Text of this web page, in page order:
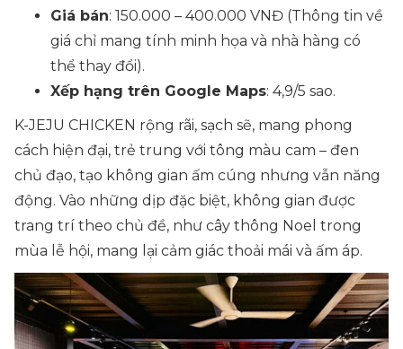
Giá bán: 150.000 – 400.000 VNĐ (Thông tin về
giá chỉ mang tính minh họa và nhà hàng có
thể thay đổi).
Xếp hạng trên Google Maps: 4,9/5 sao.
K-JEJU CHICKEN rộng rãi, sạch sẽ, mang phong
cách hiện đại, trẻ trung với tông màu cam – đen
chủ đạo, tạo không gian ấm cúng nhưng vẫn năng
động. Vào những dịp đặc biệt, không gian được
trang trí theo chủ đề, như cây thông Noel trong
mùa lễ hội, mang lại cảm giác thoải mái và ấm áp.